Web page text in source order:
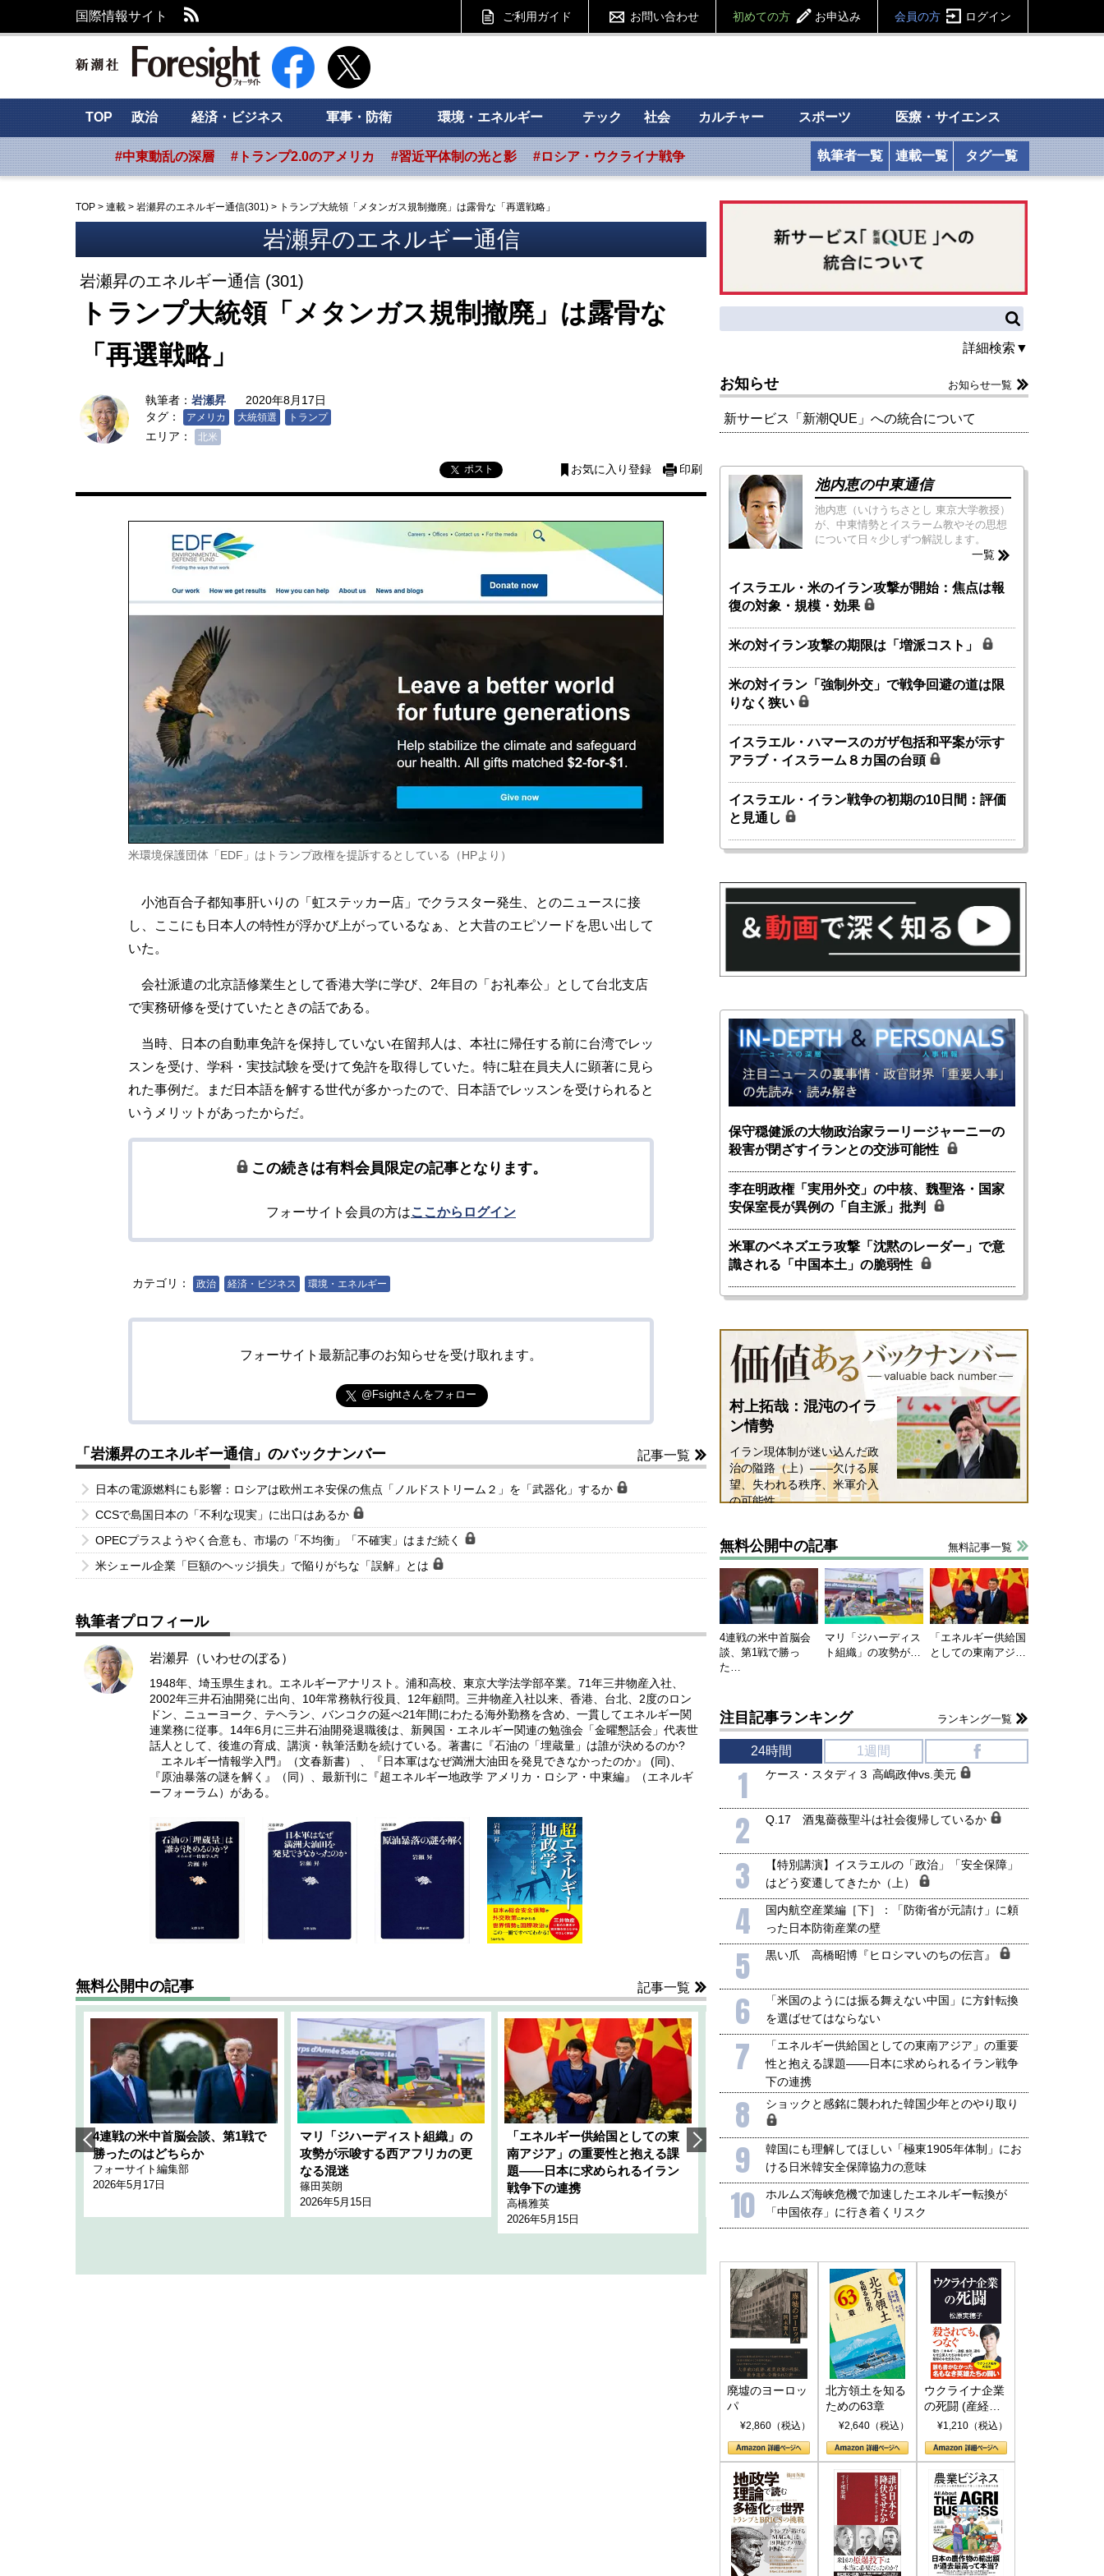
国際情報サイト ご利用ガイド お問い合わせ 初めての方 お申込み 会員の方 ログイン
新潮社 Foresight フォーサイト
TOP 政治 経済・ビジネス 軍事・防衛 環境・エネルギー テック 社会 カルチャー スポーツ 医療・サイエンス
#中東動乱の深層 #トランプ2.0のアメリカ #習近平体制の光と影 #ロシア・ウクライナ戦争 執筆者一覧 連載一覧 タグ一覧
TOP > 連載 > 岩瀬昇のエネルギー通信(301) > トランプ大統領「メタンガス規制撤廃」は露骨な「再選戦略」
岩瀬昇のエネルギー通信
岩瀬昇のエネルギー通信 (301)
トランプ大統領「メタンガス規制撤廃」は露骨な
「再選戦略」
執筆者： 岩瀬昇
2020年8月17日
タグ：
アメリカ 大統領選 トランプ
エリア： 北米
ポスト お気に入り登録 印刷
米環境保護団体「EDF」はトランプ政権を提訴するとしている（HPより）
小池百合子都知事肝いりの「虹ステッカー店」でクラスター発生、とのニュースに接
し、ここにも日本人の特性が浮かび上がっているなぁ、と大昔のエピソードを思い出して
いた。
会社派遣の北京語修業生として香港大学に学び、2年目の「お礼奉公」として台北支店
で実務研修を受けていたときの話である。
当時、日本の自動車免許を保持していない在留邦人は、本社に帰任する前に台湾でレッ
スンを受け、学科・実技試験を受けて免許を取得していた。特に駐在員夫人に顕著に見ら
れた事例だ。まだ日本語を解する世代が多かったので、日本語でレッスンを受けられると
いうメリットがあったからだ。
この続きは有料会員限定の記事となります。
フォーサイト会員の方はここからログイン
カテゴリ： 政治 経済・ビジネス 環境・エネルギー
フォーサイト最新記事のお知らせを受け取れます。
@Fsightさんをフォロー
「岩瀬昇のエネルギー通信」のバックナンバー 記事一覧
日本の電源燃料にも影響：ロシアは欧州エネ安保の焦点「ノルドストリーム２」を「武器化」するか
CCSで島国日本の「不利な現実」に出口はあるか
OPECプラスようやく合意も、市場の「不均衡」「不確実」はまだ続く
米シェール企業「巨額のヘッジ損失」で陥りがちな「誤解」とは
執筆者プロフィール
岩瀬昇（いわせのぼる）
1948年、埼玉県生まれ。エネルギーアナリスト。浦和高校、東京大学法学部卒業。71年三井物産入社、
2002年三井石油開発に出向、10年常務執行役員、12年顧問。三井物産入社以来、香港、台北、2度のロン
ドン、ニューヨーク、テヘラン、バンコクの延べ21年間にわたる海外勤務を含め、一貫してエネルギー関
連業務に従事。14年6月に三井石油開発退職後は、新興国・エネルギー関連の勉強会「金曜懇話会」代表世
話人として、後進の育成、講演・執筆活動を続けている。著書に『石油の「埋蔵量」は誰が決めるのか?
エネルギー情報学入門』（文春新書） 、『日本軍はなぜ満洲大油田を発見できなかったのか』 (同)、
『原油暴落の謎を解く』（同）、最新刊に『超エネルギー地政学 アメリカ・ロシア・中東編』（エネルギ
ーフォーラム）がある。
無料公開中の記事 記事一覧
4連戦の米中首脳会談、第1戦で
勝ったのはどちらか
フォーサイト編集部
2026年5月17日
マリ「ジハーディスト組織」の
攻勢が示唆する西アフリカの更
なる混迷
篠田英朗
2026年5月15日
「エネルギー供給国としての東
南アジア」の重要性と抱える課
題――日本に求められるイラン
戦争下の連携
高橋雅英
2026年5月15日
韓国にも理解してほしい「極東
1905年体制」における日米韓安
全保障協力の意味
千々和泰明
2026年5月15日
ホルムズ海峡危機で加速したエ
ネルギー転換が「中国依存」に
行き着くリスク
小山堅
2026年5月14日
詳細検索▼
お知らせ お知らせ一覧
新サービス「新潮QUE」への統合について
池内恵の中東通信
池内恵（いけうちさとし 東京大学教授）
が、中東情勢とイスラーム教やその思想
について日々少しずつ解説します。
一覧
イスラエル・米のイラン攻撃が開始：焦点は報
復の対象・規模・効果
米の対イラン攻撃の期限は「増派コスト」
米の対イラン「強制外交」で戦争回避の道は限
りなく狭い
イスラエル・ハマースのガザ包括和平案が示す
アラブ・イスラーム８カ国の台頭
イスラエル・イラン戦争の初期の10日間：評価
と見通し
保守穏健派の大物政治家ラーリージャーニーの
殺害が閉ざすイランとの交渉可能性
李在明政権「実用外交」の中核、魏聖洛・国家
安保室長が異例の「自主派」批判
米軍のベネズエラ攻撃「沈黙のレーダー」で意
識される「中国本土」の脆弱性
村上拓哉：混沌のイラ
ン情勢
イラン現体制が迷い込んだ政
治の隘路（上）――欠ける展
望、失われる秩序、米軍介入
の可能性
無料公開中の記事 無料記事一覧
4連戦の米中首脳会
談、第1戦で勝っ
た…
マリ「ジハーディス
ト組織」の攻勢が…
「エネルギー供給国
としての東南アジ…
注目記事ランキング ランキング一覧
24時間 1週間
1 ケース・スタディ３ 高嶋政伸vs.美元
2 Q.17 酒鬼薔薇聖斗は社会復帰しているか
3
【特別講演】イスラエルの「政治」「安全保障」
はどう変遷してきたか（上）
4
国内航空産業編［下］：「防衛省が元請け」に頼
った日本防衛産業の壁
5 黒い爪 高橋昭博『ヒロシマいのちの伝言』
6
「米国のようには振る舞えない中国」に方針転換
を選ばせてはならない
7
「エネルギー供給国としての東南アジア」の重要
性と抱える課題――日本に求められるイラン戦争
下の連携
8 ショックと感銘に襲われた韓国少年とのやり取り
9
韓国にも理解してほしい「極東1905年体制」にお
ける日米韓安全保障協力の意味
10
ホルムズ海峡危機で加速したエネルギー転換が
「中国依存」に行き着くリスク
廃墟のヨーロッ
パ
¥2,860（税込）
北方領土を知る
ための63章
¥2,640（税込）
ウクライナ企業
の死闘 (産経セ
レクト S 039)
¥1,210（税込）